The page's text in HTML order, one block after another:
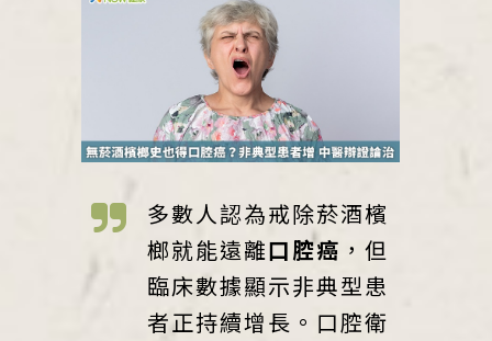
多數人認為戒除菸酒檳
榔就能遠離口腔癌 ，但
臨床數據顯示非典型患
者正持續增長。口腔衛